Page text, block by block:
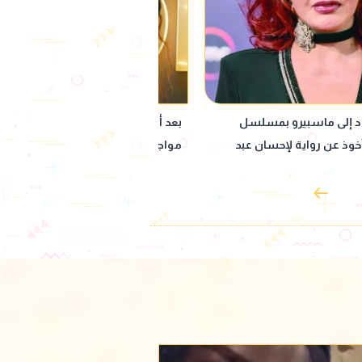
محمد.. فنانون دخلوا في
وصلت للمحاكم
"بنت كـ ـلب وخاينة".. حمو بيكا يثير
بألفاظ خارجة على المسرح